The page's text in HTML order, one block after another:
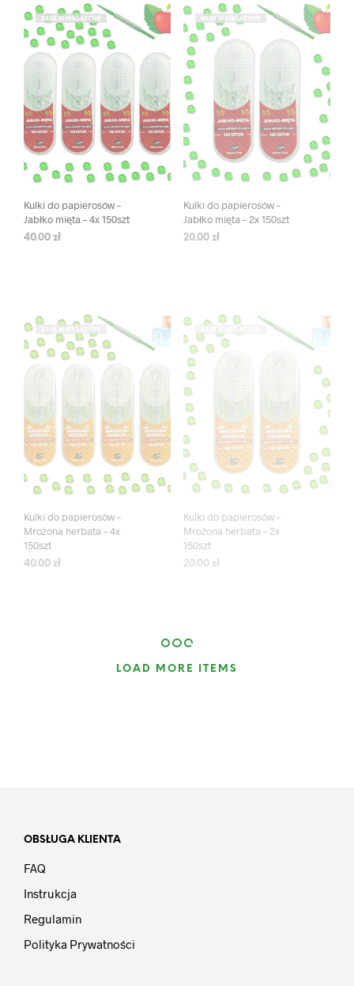
BRAK W MAGAZYNIE
Kulki do papierosów –
Jabłko mięta – 4x 150szt
40.00 zł
BRAK W MAGAZYNIE
Kulki do papierosów –
Jabłko mięta – 2x 150szt
20.00 zł
BRAK W MAGAZYNIE
Kulki do papierosów –
Mrożona herbata – 4x
150szt
40.00 zł
Kulki do papierosów –
Mrożona herbata – 2x
150szt
20.00 zł
LOAD MORE ITEMS
OBSŁUGA KLIENTA
FAQ
Instrukcja
Regulamin
Polityka Prywatności